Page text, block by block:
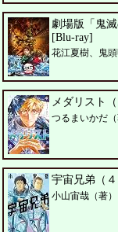
劇場版「鬼
[Blu-ray]
花江夏樹、鬼
メダリスト
つるまいかだ（
宇宙兄弟（
小山宙哉（著）